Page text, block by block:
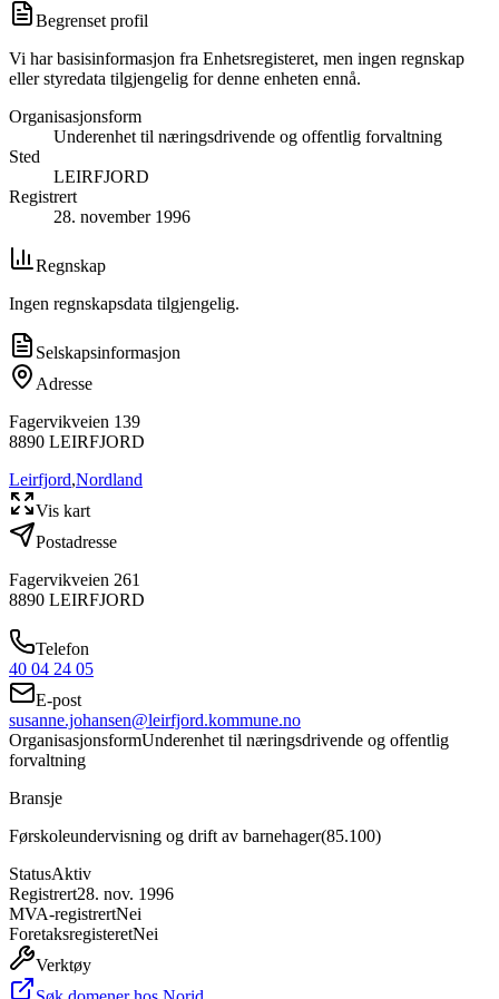
Begrenset profil
Vi har basisinformasjon fra Enhetsregisteret, men ingen regnskap
eller styredata tilgjengelig for denne enheten ennå.
Organisasjonsform
Underenhet til næringsdrivende og offentlig forvaltning
Sted
LEIRFJORD
Registrert
28. november 1996
Regnskap
Ingen regnskapsdata tilgjengelig.
Selskapsinformasjon
Adresse
Fagervikveien 139
8890 LEIRFJORD
Leirfjord,Nordland
Vis kart
Postadresse
Fagervikveien 261
8890 LEIRFJORD
Telefon
40 04 24 05
E-post
susanne.johansen@leirfjord.kommune.no
OrganisasjonsformUnderenhet til næringsdrivende og offentlig
forvaltning
Bransje
Førskoleundervisning og drift av barnehager(85.100)
StatusAktiv
Registrert28. nov. 1996
MVA-registrertNei
ForetaksregisteretNei
Verktøy